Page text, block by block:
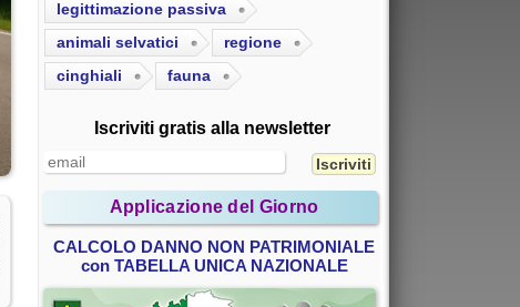
legittimazione passiva
animali selvatici
regione
cinghiali
fauna
Iscriviti gratis alla newsletter
Applicazione del Giorno
CALCOLO DANNO NON PATRIMONIALE
con TABELLA UNICA NAZIONALE